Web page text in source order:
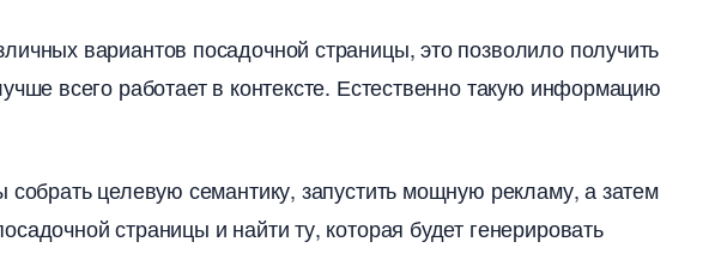
вариантов посадочной страницы, это позволило получить
всего работает в контексте. Естественно такую информацию
собрать целевую семантику, запустить мощную рекламу, а затем
страницы и найти ту, которая будет генерировать